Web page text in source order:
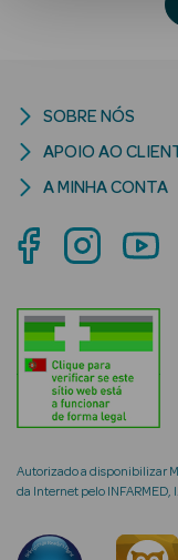
Solares
Rosto
Lábios
Criança
Autorizado a disponibilizar
da Internet pelo INFARMED,
SOBRE NÓS
APOIO AO
A MINHA CONTA